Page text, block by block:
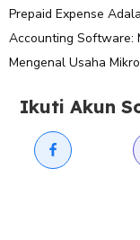
Prepaid Expense
Accounting Software:
Mengenal Usaha
Ikuti Akun